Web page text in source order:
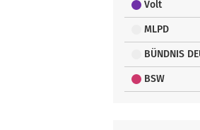
Volt
MLPD
BÜNDNIS
BSW